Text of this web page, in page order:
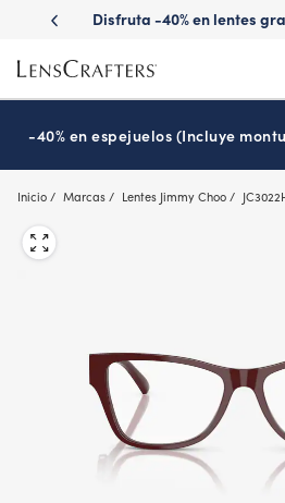
main
content
vista? Disfruta -40% en lentes
-40% en espejuelos (Incluye
Inicio Marcas Lentes Jimmy Choo